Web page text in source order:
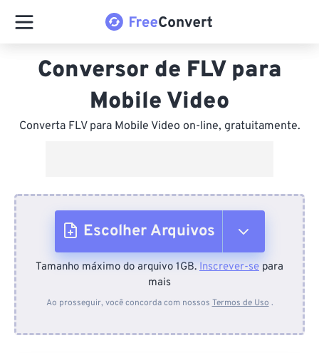
Conversor de FLV para
Mobile Video
Converta FLV para Mobile Video on-line, gratuitamente.
Escolher Arquivos
Do dispositivo
Tamanho máximo do arquivo 1GB. Inscrever-se para
mais
Ao prosseguir, você concorda com nossos Termos de Uso .